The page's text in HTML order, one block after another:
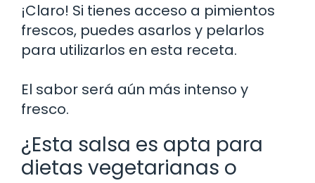
¡Claro! Si tienes acceso a pimientos
frescos, puedes asarlos y pelarlos
para utilizarlos en esta receta.
El sabor será aún más intenso y
fresco.
¿Esta salsa es apta para
dietas vegetarianas o